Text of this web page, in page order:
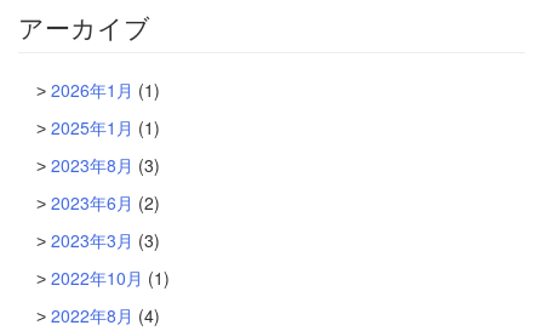
アーカイブ
2026年1月 (1)
2025年1月 (1)
2023年8月 (3)
2023年6月 (2)
2023年3月 (3)
2022年10月 (1)
2022年8月 (4)